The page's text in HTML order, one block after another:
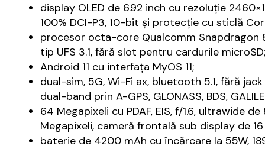
display OLED de 6.92 inch cu rezoluție
100% DCI-P3, 10-bit şi protecţie cu sticlă
procesor octa-core Qualcomm Snapdragon
tip UFS 3.1, fără slot pentru cardurile microSD;
Android 11 cu interfaţa MyOS 11;
dual-sim, 5G, Wi-Fi ax, bluetooth 5.1, fără
dual-band prin A-GPS, GLONASS, BDS,
64 Megapixeli cu PDAF, EIS, f/1.6, ultrawide
Megapixeli, cameră frontală sub display de
baterie de 4200 mAh cu încărcare la 55W,